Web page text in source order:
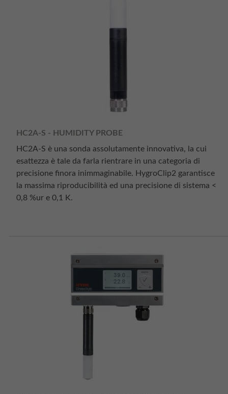
HC2A-S - HUMIDITY PROBE
HC2A-S è una sonda assolutamente innovativa, la cui
esattezza è tale da farla rientrare in una categoria di
precisione finora inimmaginabile. HygroClip2 garantisce
la massima riproducibilità ed una precisione di sistema <
0,8 %ur e 0,1 K.